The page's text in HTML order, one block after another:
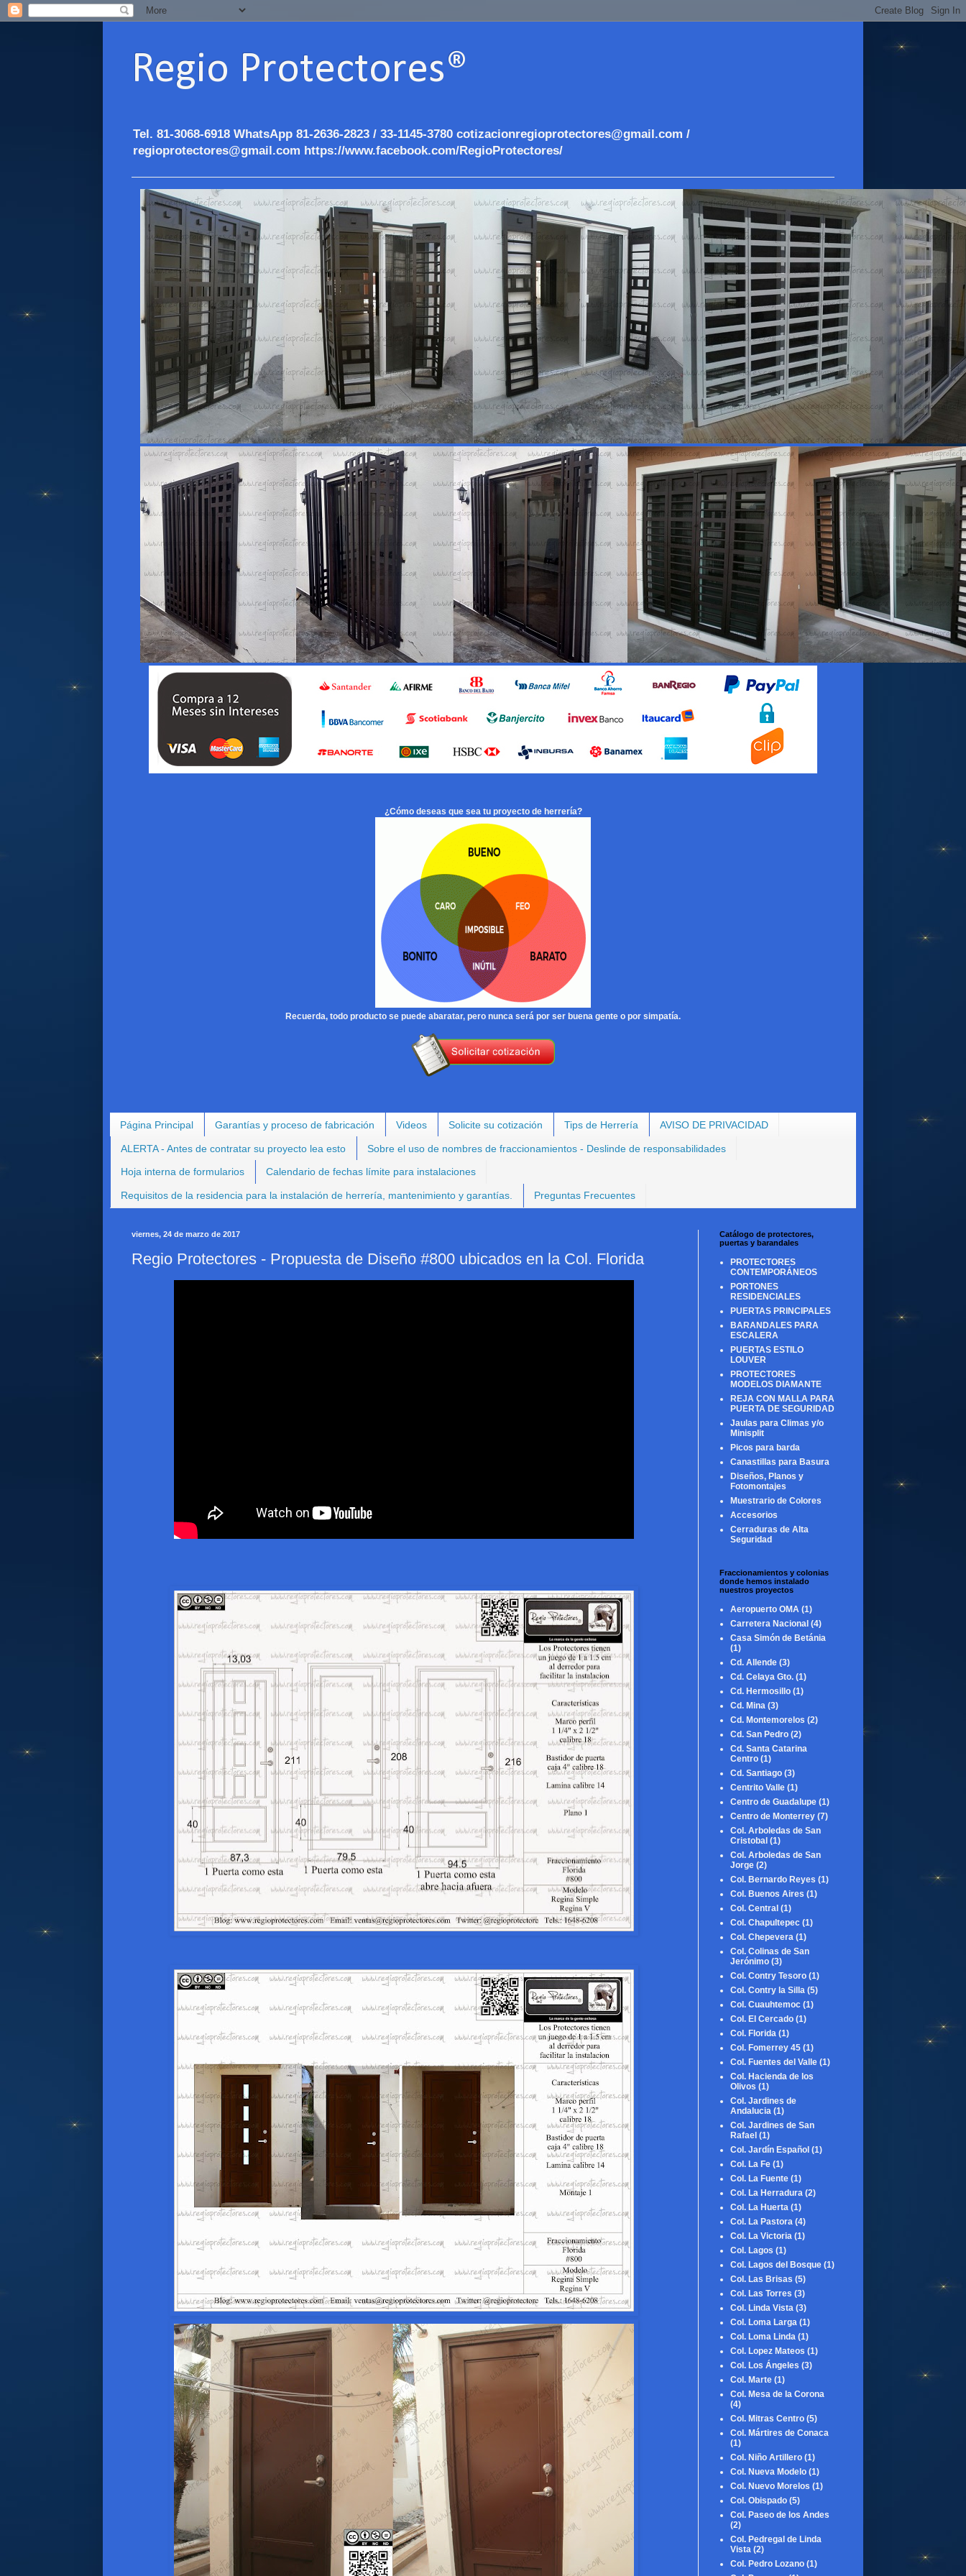
Regio Protectores®
Tel. 81-3068-6918 WhatsApp 81-2636-2823 / 33-1145-3780 cotizacionregioprotectores@gmail.com /
regioprotectores@gmail.com https://www.facebook.com/RegioProtectores/
¿Cómo deseas que sea tu proyecto de herrería?
Recuerda, todo producto se puede abaratar, pero nunca será por ser buena gente o por simpatía.
Página Principal Garantías y proceso de fabricación Videos Solicite su cotización Tips de Herrería AVISO DE PRIVACIDAD
ALERTA - Antes de contratar su proyecto lea esto Sobre el uso de nombres de fraccionamientos - Deslinde de responsabilidades
Hoja interna de formularios Calendario de fechas límite para instalaciones
Requisitos de la residencia para la instalación de herrería, mantenimiento y garantías. Preguntas Frecuentes
viernes, 24 de marzo de 2017
Regio Protectores - Propuesta de Diseño #800 ubicados en la Col. Florida
Catálogo de protectores,
puertas y barandales
PROTECTORES
CONTEMPORÁNEOS
PORTONES
RESIDENCIALES
PUERTAS PRINCIPALES
BARANDALES PARA
ESCALERA
PUERTAS ESTILO
LOUVER
PROTECTORES
MODELOS DIAMANTE
REJA CON MALLA PARA
PUERTA DE SEGURIDAD
Jaulas para Climas y/o
Minisplit
Picos para barda
Canastillas para Basura
Diseños, Planos y
Fotomontajes
Muestrario de Colores
Accesorios
Cerraduras de Alta
Seguridad
Fraccionamientos y colonias
donde hemos instalado
nuestros proyectos
Aeropuerto OMA (1)
Carretera Nacional (4)
Casa Simón de Betánia
(1)
Cd. Allende (3)
Cd. Celaya Gto. (1)
Cd. Hermosillo (1)
Cd. Mina (3)
Cd. Montemorelos (2)
Cd. San Pedro (2)
Cd. Santa Catarina
Centro (1)
Cd. Santiago (3)
Centrito Valle (1)
Centro de Guadalupe (1)
Centro de Monterrey (7)
Col. Arboledas de San
Cristobal (1)
Col. Arboledas de San
Jorge (2)
Col. Bernardo Reyes (1)
Col. Buenos Aires (1)
Col. Central (1)
Col. Chapultepec (1)
Col. Chepevera (1)
Col. Colinas de San
Jerónimo (3)
Col. Contry Tesoro (1)
Col. Contry la Silla (5)
Col. Cuauhtemoc (1)
Col. El Cercado (1)
Col. Florida (1)
Col. Fomerrey 45 (1)
Col. Fuentes del Valle (1)
Col. Hacienda de los
Olivos (1)
Col. Jardines de
Andalucia (1)
Col. Jardines de San
Rafael (1)
Col. Jardín Español (1)
Col. La Fe (1)
Col. La Fuente (1)
Col. La Herradura (2)
Col. La Huerta (1)
Col. La Pastora (4)
Col. La Victoria (1)
Col. Lagos (1)
Col. Lagos del Bosque (1)
Col. Las Brisas (5)
Col. Las Torres (3)
Col. Linda Vista (3)
Col. Loma Larga (1)
Col. Loma Linda (1)
Col. Lopez Mateos (1)
Col. Los Ángeles (3)
Col. Marte (1)
Col. Mesa de la Corona
(4)
Col. Mitras Centro (5)
Col. Mártires de Conaca
(1)
Col. Niño Artillero (1)
Col. Nueva Modelo (1)
Col. Nuevo Morelos (1)
Col. Obispado (5)
Col. Paseo de los Andes
(2)
Col. Pedregal de Linda
Vista (2)
Col. Pedro Lozano (1)